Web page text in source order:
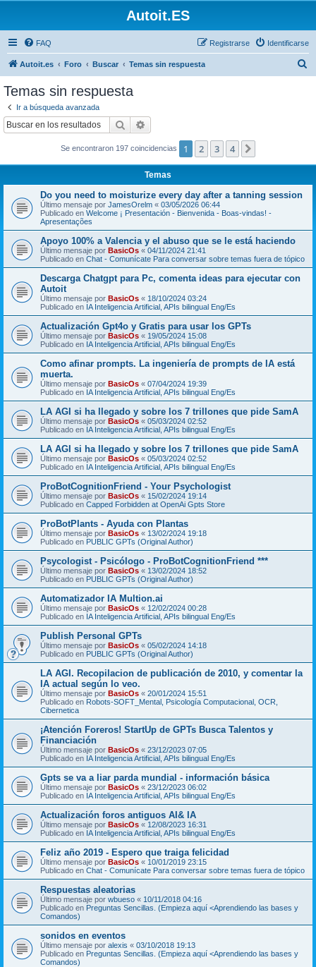
Autoit.ES
FAQ Identificarse
Registrarse
Autoit.es Foro Buscar Temas sin respuesta
Temas sin respuesta
Ir a búsqueda avanzada
Buscar
Se encontraron 197 coincidencias 1 2 3 4
Temas
Do you need to moisturize every day after a tanning session
Último mensaje por JamesOrelm « 03/05/2026 06:44
Publicado en Welcome ¡ Presentación - Bienvenida - Boas-vindas! -
Apresentações
Apoyo 100% a Valencia y el abuso que se le está haciendo
Último mensaje por BasicOs « 04/11/2024 21:41
Publicado en Chat - Comunícate Para conversar sobre temas fuera de tópico
Descarga Chatgpt para Pc, comenta ideas para ejecutar con
Autoit
Último mensaje por BasicOs « 18/10/2024 03:24
Publicado en IA Inteligencia Artificial, APIs bilingual Eng/Es
Actualización Gpt4o y Gratis para usar los GPTs
Último mensaje por BasicOs « 19/05/2024 15:08
Publicado en IA Inteligencia Artificial, APIs bilingual Eng/Es
Como afinar prompts. La ingeniería de prompts de IA está
muerta.
Último mensaje por BasicOs « 07/04/2024 19:39
Publicado en IA Inteligencia Artificial, APIs bilingual Eng/Es
LA AGI si ha llegado y sobre los 7 trillones que pide SamA
Último mensaje por BasicOs « 05/03/2024 02:52
Publicado en IA Inteligencia Artificial, APIs bilingual Eng/Es
LA AGI si ha llegado y sobre los 7 trillones que pide SamA
Último mensaje por BasicOs « 05/03/2024 02:52
Publicado en IA Inteligencia Artificial, APIs bilingual Eng/Es
ProBotCognitionFriend - Your Psychologist
Último mensaje por BasicOs « 15/02/2024 19:14
Publicado en Capped Forbidden at OpenAi Gpts Store
ProBotPlants - Ayuda con Plantas
Último mensaje por BasicOs « 13/02/2024 19:18
Publicado en PUBLIC GPTs (Original Author)
Psycologist - Psicólogo - ProBotCognitionFriend ***
Último mensaje por BasicOs « 13/02/2024 18:52
Publicado en PUBLIC GPTs (Original Author)
Automatizador IA Multion.ai
Último mensaje por BasicOs « 12/02/2024 00:28
Publicado en IA Inteligencia Artificial, APIs bilingual Eng/Es
Publish Personal GPTs
Último mensaje por BasicOs « 05/02/2024 14:18
Publicado en PUBLIC GPTs (Original Author)
LA AGI. Recopilacion de publicación de 2010, y comentar la
IA actual según lo veo.
Último mensaje por BasicOs « 20/01/2024 15:51
Publicado en Robots-SOFT_Mental, Psicología Computacional, OCR,
Cibernetica
¡Atención Foreros! StartUp de GPTs Busca Talentos y
Financiación
Último mensaje por BasicOs « 23/12/2023 07:05
Publicado en IA Inteligencia Artificial, APIs bilingual Eng/Es
Gpts se va a liar parda mundial - información básica
Último mensaje por BasicOs « 23/12/2023 06:02
Publicado en IA Inteligencia Artificial, APIs bilingual Eng/Es
Actualización foros antiguos AI& IA
Último mensaje por BasicOs « 12/08/2023 16:31
Publicado en IA Inteligencia Artificial, APIs bilingual Eng/Es
Feliz año 2019 - Espero que traiga felicidad
Último mensaje por BasicOs « 10/01/2019 23:15
Publicado en Chat - Comunícate Para conversar sobre temas fuera de tópico
Respuestas aleatorias
Último mensaje por wbueso « 10/11/2018 04:16
Publicado en Preguntas Sencillas. (Empieza aquí <Aprendiendo las bases y
Comandos)
sonidos en eventos
Último mensaje por alexis « 03/10/2018 19:13
Publicado en Preguntas Sencillas. (Empieza aquí <Aprendiendo las bases y
Comandos)